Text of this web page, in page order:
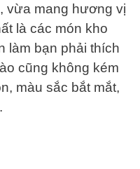
vừa mang hương vị
là các món kho
làm bạn phải thích
cũng không kém
màu sắc bắt mắt,